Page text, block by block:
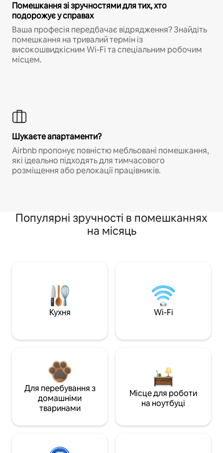
Помешкання зі зручностями для тих, хто
подорожує у справах
Ваша професія передбачає відрядження? Знайдіть
помешкання на тривалий термін із
високошвидкісним Wi-Fi та спеціальним робочим
місцем.
Шукаєте апартаменти?
Airbnb пропонує повністю мебльовані помешкання,
які ідеально підходять для тимчасового
розміщення або релокації працівників.
Популярні зручності в помешканнях
на місяць
Кухня Wi-Fi
Для перебування з
домашніми
тваринами
Місце для роботи
на ноутбуці